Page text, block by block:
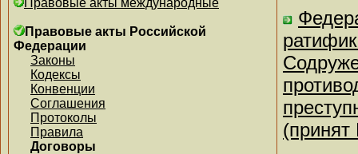
Правовые акты международные
Правовые акты Российской
Федерации
Законы
Кодексы
Конвенции
Соглашения
Протоколы
Правила
Договоры